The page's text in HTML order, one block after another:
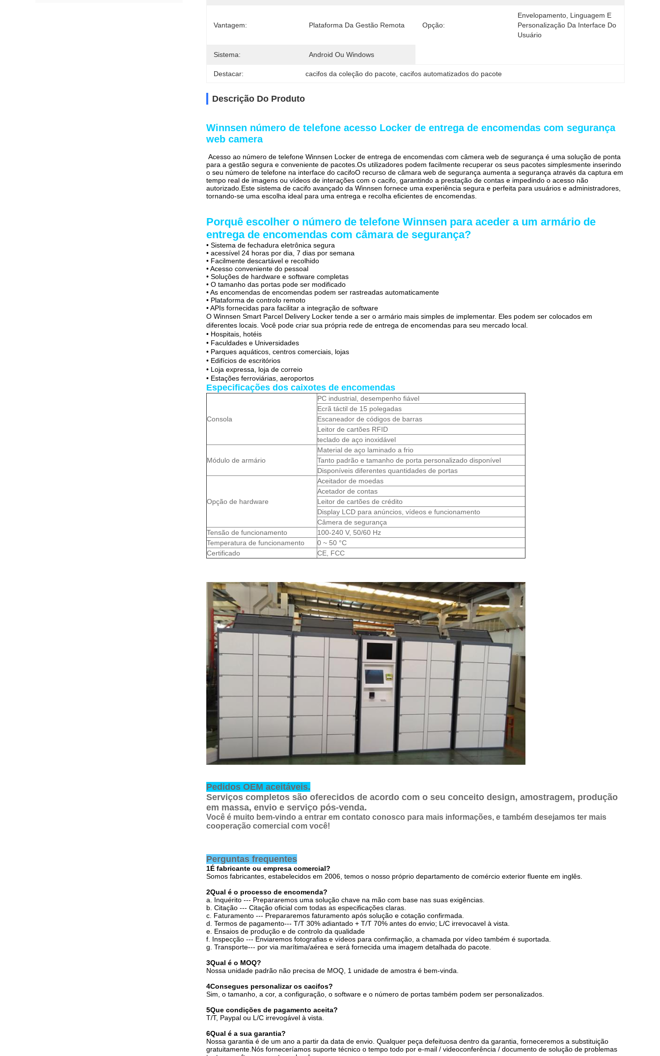
Vantagem: Plataforma Da Gestão Remota Opção:
Envelopamento, Linguagem E
Personalização Da Interface Do
Usuário
Sistema: Android Ou Windows
Destacar: cacifos da coleção do pacote , cacifos automatizados do pacote
Descrição Do Produto
Winnsen número de telefone acesso Locker de entrega de encomendas com segurança
web camera
Acesso ao número de telefone Winnsen Locker de entrega de encomendas com câmera web de segurança é uma solução de ponta
para a gestão segura e conveniente de pacotes.Os utilizadores podem facilmente recuperar os seus pacotes simplesmente inserindo
o seu número de telefone na interface do cacifoO recurso de câmara web de segurança aumenta a segurança através da captura em
tempo real de imagens ou vídeos de interações com o cacifo, garantindo a prestação de contas e impedindo o acesso não
autorizado.Este sistema de cacifo avançado da Winnsen fornece uma experiência segura e perfeita para usuários e administradores,
tornando-se uma escolha ideal para uma entrega e recolha eficientes de encomendas.
Porquê escolher o número de telefone Winnsen para aceder a um armário de
entrega de encomendas com câmara de segurança?
• Sistema de fechadura eletrônica segura
• acessível 24 horas por dia, 7 dias por semana
• Facilmente descartável e recolhido
• Acesso conveniente do pessoal
• Soluções de hardware e software completas
• O tamanho das portas pode ser modificado
• As encomendas de encomendas podem ser rastreadas automaticamente
• Plataforma de controlo remoto
• APIs fornecidas para facilitar a integração de software
O Winnsen Smart Parcel Delivery Locker tende a ser o armário mais simples de implementar. Eles podem ser colocados em
diferentes locais. Você pode criar sua própria rede de entrega de encomendas para seu mercado local.
• Hospitais, hotéis
• Faculdades e Universidades
• Parques aquáticos, centros comerciais, lojas
• Edifícios de escritórios
• Loja expressa, loja de correio
• Estações ferroviárias, aeroportos
Especificações dos caixotes de encomendas
Consola
PC industrial, desempenho fiável
Ecrã táctil de 15 polegadas
Escaneador de códigos de barras
Leitor de cartões RFID
teclado de aço inoxidável
Módulo de armário
Material de aço laminado a frio
Tanto padrão e tamanho de porta personalizado disponível
Disponíveis diferentes quantidades de portas
Opção de hardware
Aceitador de moedas
Acetador de contas
Leitor de cartões de crédito
Display LCD para anúncios, vídeos e funcionamento
Câmera de segurança
Tensão de funcionamento
100-240 V, 50/60 Hz
Temperatura de funcionamento
0 ~ 50 °C
Certificado
CE, FCC
Pedidos OEM aceitáveis.
Serviços completos são oferecidos de acordo com o seu conceito design, amostragem, produção
em massa, envio e serviço pós-venda.
Você é muito bem-vindo a entrar em contato conosco para mais informações, e também desejamos ter mais
cooperação comercial com você!
Perguntas frequentes
1É fabricante ou empresa comercial?
Somos fabricantes, estabelecidos em 2006, temos o nosso próprio departamento de comércio exterior fluente em inglês.
2Qual é o processo de encomenda?
a. Inquérito --- Prepararemos uma solução chave na mão com base nas suas exigências.
b. Citação --- Citação oficial com todas as especificações claras.
c. Faturamento --- Prepararemos faturamento após solução e cotação confirmada.
d. Termos de pagamento--- T/T 30% adiantado + T/T 70% antes do envio; L/C irrevocavel à vista.
e. Ensaios de produção e de controlo da qualidade
f. Inspecção --- Enviaremos fotografias e vídeos para confirmação, a chamada por vídeo também é suportada.
g. Transporte--- por via marítima/aérea e será fornecida uma imagem detalhada do pacote.
3Qual é o MOQ?
Nossa unidade padrão não precisa de MOQ, 1 unidade de amostra é bem-vinda.
4Consegues personalizar os cacifos?
Sim, o tamanho, a cor, a configuração, o software e o número de portas também podem ser personalizados.
5Que condições de pagamento aceita?
T/T, Paypal ou L/C irrevogável à vista.
6Qual é a sua garantia?
Nossa garantia é de um ano a partir da data de envio. Qualquer peça defeituosa dentro da garantia, forneceremos a substituição
gratuitamente.Nós forneceríamos suporte técnico o tempo todo por e-mail / videoconferência / documento de solução de problemas